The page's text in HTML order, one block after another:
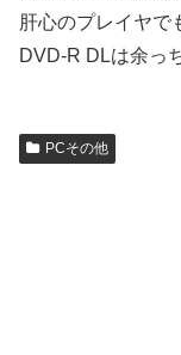
肝心のプレイヤで
DVD-R DLは余っ
PCその他